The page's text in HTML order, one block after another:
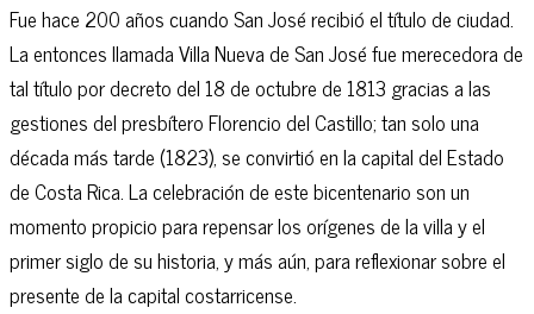
Fue hace 200 años cuando San José recibió el título de ciudad.
La entonces llamada Villa Nueva de San José fue merecedora de
tal título por decreto del 18 de octubre de 1813 gracias a las
gestiones del presbítero Florencio del Castillo; tan solo una
década más tarde (1823), se convirtió en la capital del Estado
de Costa Rica. La celebración de este bicentenario son un
momento propicio para repensar los orígenes de la villa y el
primer siglo de su historia, y más aún, para reflexionar sobre el
presente de la capital costarricense.